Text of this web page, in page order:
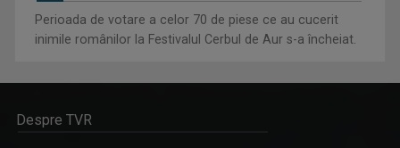
Perioada de votare a celor 70 de piese ce au cucerit
inimile românilor la Festivalul Cerbul de Aur s-a încheiat.
Despre TVR